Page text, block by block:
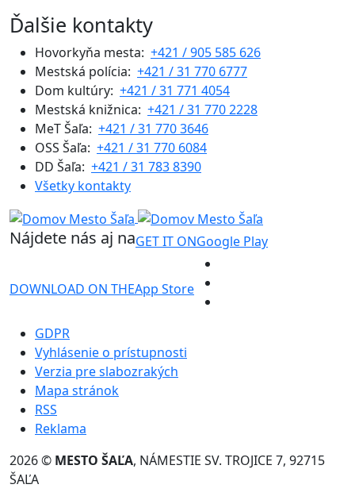
Ďalšie kontakty
Hovorkyňa mesta: +421 / 905 585 626
Mestská polícia: +421 / 31 770 6777
Dom kultúry: +421 / 31 771 4054
Mestská knižnica: +421 / 31 770 2228
MeT Šaľa: +421 / 31 770 3646
OSS Šaľa: +421 / 31 770 6084
DD Šaľa: +421 / 31 783 8390
Všetky kontakty
Nájdete nás aj naGET IT ONGoogle Play
DOWNLOAD ON THEApp Store
GDPR
Vyhlásenie o prístupnosti
Verzia pre slabozrakých
Mapa stránok
RSS
Reklama
2026 © MESTO ŠAĽA, NÁMESTIE SV. TROJICE 7, 92715
ŠAĽA